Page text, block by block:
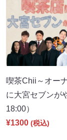
喫茶Chii～オー
に大宮セブンが
18:00）
¥1300 (税込)